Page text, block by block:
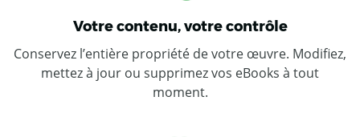
Votre contenu, votre contrôle
Conservez l’entière propriété de votre œuvre. Modifiez,
mettez à jour ou supprimez vos eBooks à tout
moment.